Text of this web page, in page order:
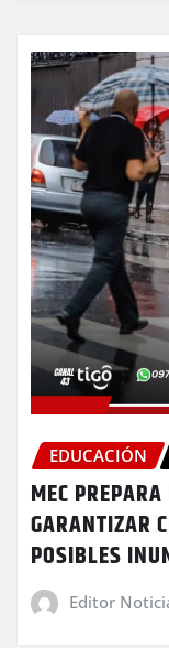
EDUCACIÓN
MEC
GARANTIZAR
POSIBLES
Editor